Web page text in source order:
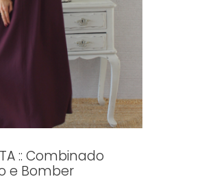
:: Combinado
e Bomber